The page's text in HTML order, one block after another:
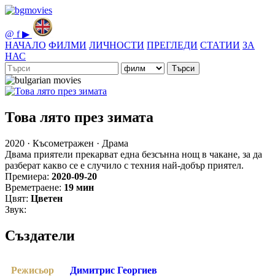
@ f ▶
НАЧАЛО ФИЛМИ ЛИЧНОСТИ ПРЕГЛЕДИ СТАТИИ ЗА
НАС
Търси
Това лято през зимата
2020 · Късометражен · Драма
Двама приятели прекарват една безсънна нощ в чакане, за да
разберат какво се е случило с техния най-добър приятел.
Премиера: 2020-09-20
Времетраене: 19 мин
Цвят: Цветен
Звук:
Създатели
Режисьор Димитрис Георгиев